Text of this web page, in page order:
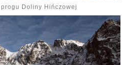
Doliny Hińczowej